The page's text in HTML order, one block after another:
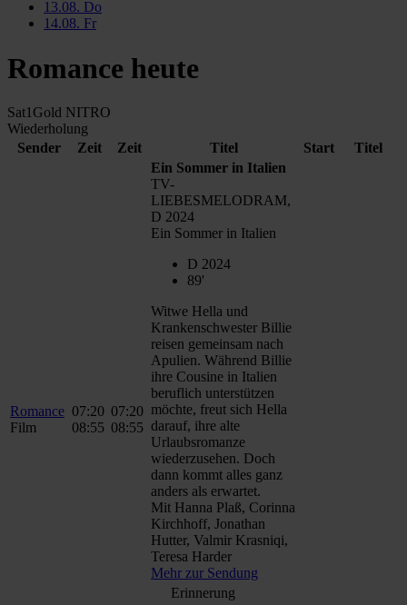
13.08. Do
14.08. Fr
Romance heute
Sat1Gold NITRO
Wiederholung
Sender
Zeit Zeit Titel Start Titel
Romance
Film
07:20
08:55
07:20
08:55
Ein Sommer in Italien
TV-
LIEBESMELODRAM,
D 2024
Ein Sommer in Italien
D 2024
89'
Witwe Hella und
Krankenschwester Billie
reisen gemeinsam nach
Apulien. Während Billie
ihre Cousine in Italien
beruflich unterstützen
möchte, freut sich Hella
darauf, ihre alte
Urlaubsromanze
wiederzusehen. Doch
dann kommt alles ganz
anders als erwartet.
Mit Hanna Plaß, Corinna
Kirchhoff, Jonathan
Hutter, Valmir Krasniqi,
Teresa Harder
Mehr zur Sendung
Erinnerung